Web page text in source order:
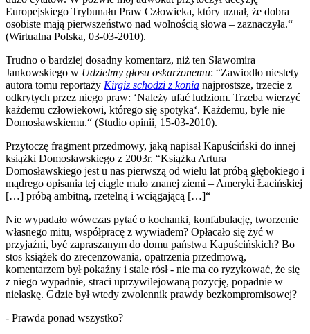
Europejskiego Trybunału Praw Człowieka, który uznał, że dobra
osobiste mają pierwszeństwo nad wolnością słowa – zaznaczyła.“
(Wirtualna Polska, 03-03-2010).
Trudno o bardziej dosadny komentarz, niż ten Sławomira
Jankowskiego w Udzielmy głosu oskarżonemu: “Zawiodło niestety
autora tomu reportaży Kirgiz schodzi z konia najprostsze, trzecie z
odkrytych przez niego praw: ‘Należy ufać ludziom. Trzeba wierzyć
każdemu człowiekowi, którego się spotyka‘. Każdemu, byle nie
Domosławskiemu.“ (Studio opinii, 15-03-2010).
Przytoczę fragment przedmowy, jaką napisał Kapuściński do innej
książki Domosławskiego z 2003r. “Książka Artura
Domosławskiego jest u nas pierwszą od wielu lat próbą głębokiego i
mądrego opisania tej ciągle mało znanej ziemi – Ameryki Łacińskiej
[…] próbą ambitną, rzetelną i wciągającą […]“
Nie wypadało wówczas pytać o kochanki, konfabulację, tworzenie
własnego mitu, współpracę z wywiadem? Opłacało się żyć w
przyjaźni, być zapraszanym do domu państwa Kapuścińskich? Bo
stos książek do zrecenzowania, opatrzenia przedmową,
komentarzem był pokaźny i stale rósł - nie ma co ryzykować, że się
z niego wypadnie, straci uprzywilejowaną pozycję, popadnie w
niełaskę. Gdzie był wtedy zwolennik prawdy bezkompromisowej?
- Prawda ponad wszystko?